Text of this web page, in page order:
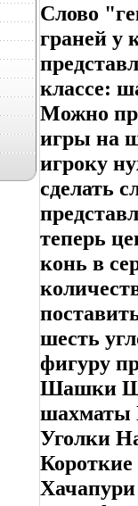
Слово
граней у
классе:
Можно
игры на
игроку
сделать
теперь
конь в
шесть
фигуру
Шашки
шахматы
Уголки